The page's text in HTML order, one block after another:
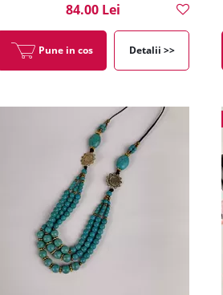
84.00 Lei
Pune in cos Detalii >>